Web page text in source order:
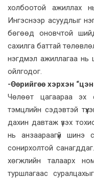
холбоотой ажиллах
Ингэснээр асуудлыг
бөгөөд оновчтой
сахилга баттай
нэгдмэл ажиллагаа нь
ойлгодог.
-Өөрийгөө хэрхэн
Чөлөөт цагаараа эх
тэмцлийн сэдэвтэй
дахин давтаж үзэх
нь анзаараагүй шинэ
сонирхолтой
хөгжлийн талаарх
туршлагаас